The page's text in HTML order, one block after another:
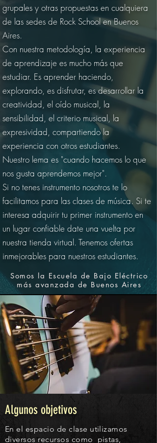
grupales y otras propuestas en cualquiera
de las sedes de Rock School en Buenos
Aires.
Con nuestra metodología, la experiencia
de aprendizaje es mucho más que
estudiar. Es aprender haciendo,
explorando, es disfrutar, es desarrollar la
creatividad, el oído musical, la
sensibilidad, el criterio musical, la
expresividad, compartiendo la
experiencia con otros estudiantes.
Nuestro lema es "cuando hacemos lo que
nos gusta aprendemos mejor".
Si no tenes instrumento nosotros te lo
facilitamos para las clases de música. Si te
interesa adquirir tu primer instrumento en
un lugar confiable date una vuelta por
nuestra tienda virtual. Tenemos ofertas
inmejorables para nuestros estudiantes.
Somos la Escuela de Bajo Eléctrico
más avanzada de Buenos Aires
Algunos objetivos
En el espacio de clase utilizamos
diversos recursos como pistas,